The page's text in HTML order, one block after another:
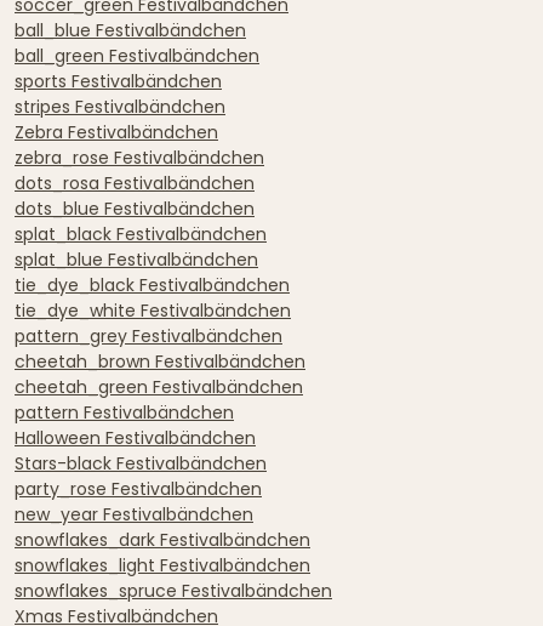
ball_blue Festivalbändchen
ball_green Festivalbändchen
sports Festivalbändchen
stripes Festivalbändchen
Zebra Festivalbändchen
zebra_rose Festivalbändchen
dots_rosa Festivalbändchen
dots_blue Festivalbändchen
splat_black Festivalbändchen
splat_blue Festivalbändchen
tie_dye_black Festivalbändchen
tie_dye_white Festivalbändchen
pattern_grey Festivalbändchen
cheetah_brown Festivalbändchen
cheetah_green Festivalbändchen
pattern Festivalbändchen
Halloween Festivalbändchen
Stars-black Festivalbändchen
party_rose Festivalbändchen
new_year Festivalbändchen
snowflakes_dark Festivalbändchen
snowflakes_light Festivalbändchen
snowflakes_spruce Festivalbändchen
Xmas Festivalbändchen